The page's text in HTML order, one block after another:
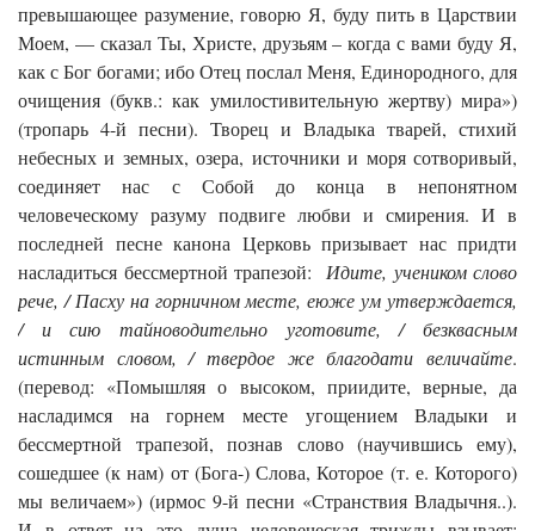
превышающее разумение, говорю Я, буду пить в Царствии
Моем, — сказал Ты, Христе, друзьям – когда с вами буду Я,
как с Бог богами; ибо Отец послал Меня, Единородного, для
очищения (букв.: как умилостивительную жертву) мира»)
(тропарь 4-й песни). Творец и Владыка тварей, стихий
небесных и земных, озера, источники и моря сотворивый,
соединяет нас с Собой до конца в непонятном
человеческому разуму подвиге любви и смирения. И в
последней песне канона Церковь призывает нас придти
насладиться бессмертной трапезой: Идите, учеником слово
рече, / Пасху на горничном месте, еюже ум утверждается,
/ и сию тайноводительно уготовите, / безквасным
истинным словом, / твердое же благодати величайте.
(перевод: «Помышляя о высоком, приидите, верные, да
насладимся на горнем месте угощением Владыки и
бессмертной трапезой, познав слово (научившись ему),
сошедшее (к нам) от (Бога-) Слова, Которое (т. е. Которого)
мы величаем») (ирмос 9-й песни «Странствия Владычня..).